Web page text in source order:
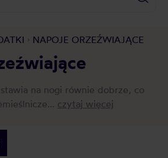
NAPOJE ORZEŹWIAJĄCE
na nogi równie dobrze, co
czytaj więcej